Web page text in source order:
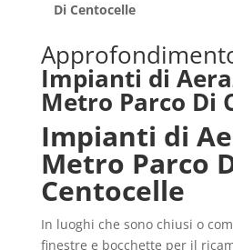
Di Centocelle
Impianti di
Metro Parco Di
Impianti di
Metro Parco
Centocelle
In luoghi che sono chiusi o
finestre e bocchette per il